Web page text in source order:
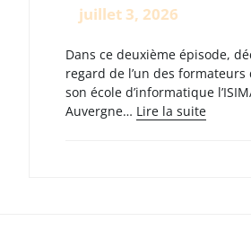
des
des
juillet 3, 2026
Dans ce deuxième épisode,
regard de l’un des formateurs
son école d’informatique
Auvergne… Lire la suite: